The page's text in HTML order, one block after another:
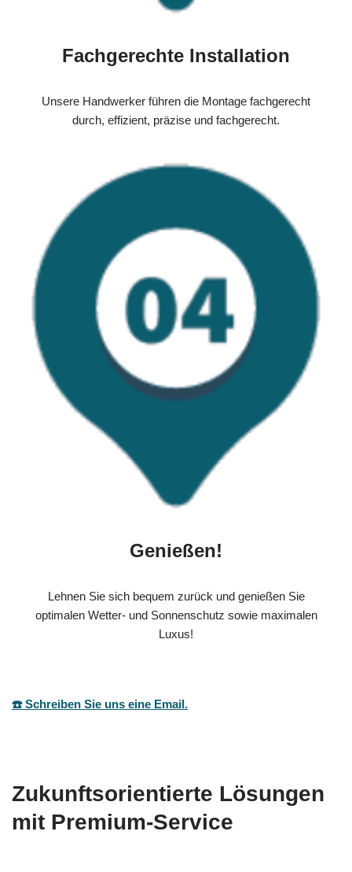
Fachgerechte Installation
Unsere Handwerker führen die Montage fachgerecht
durch, effizient, präzise und fachgerecht.
Genießen!
Lehnen Sie sich bequem zurück und genießen Sie
optimalen Wetter- und Sonnenschutz sowie maximalen
Luxus!
☎️ Schreiben Sie uns eine Email.
Zukunftsorientierte Lösungen
mit Premium-Service